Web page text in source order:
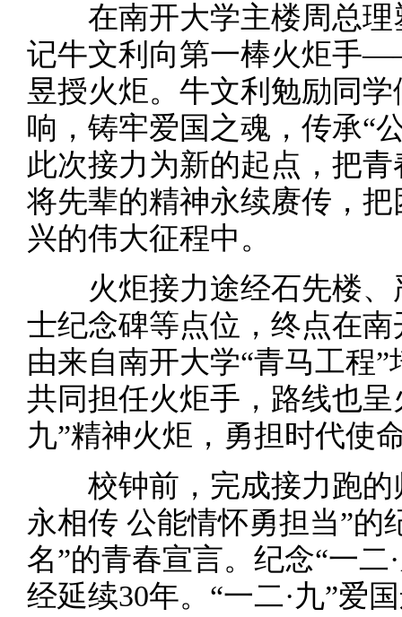
在南开大学主楼周总理
记牛文利向第一棒火炬手
昱授火炬。牛文利勉励同学
响，铸牢爱国之魂，传承“
此次接力为新的起点，把
将先辈的精神永续赓传，
兴的伟大征程中。
火炬接力途经石先楼、
士纪念碑等点位，终点在
由来自南开大学“青马工程
共同担任火炬手，路线也
九”精神火炬，勇担时代使
校钟前，完成接力跑的
永相传 公能情怀勇担当”的
名”的青春宣言。纪念“一
经延续30年。“一二·九”爱